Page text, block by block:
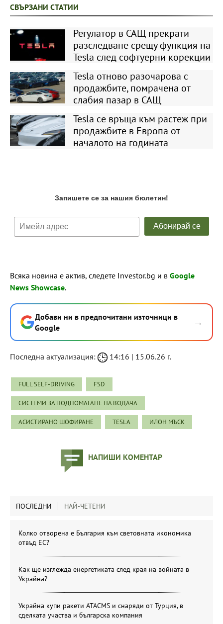
СВЪРЗАНИ СТАТИИ
Регулатор в САЩ прекрати
разследване срещу функция на
Tesla след софтуерни корекции
Tesla отново разочарова с
продажбите, помрачена от
слабия пазар в САЩ
Tesla се връща към растеж при
продажбите в Европа от
началото на годината
Всяка новина е актив, следете Investor.bg и в Google
News Showcase.
Добави ни в предпочитани източници в
Google
→
Последна актуализация: 14:16 | 15.06.26 г.
FULL SELF-DRIVING FSD
СИСТЕМИ ЗА ПОДПОМАГАНЕ НА ВОДАЧА
АСИСТИРАНО ШОФИРАНЕ TESLA ИЛОН МЪСК
НАПИШИ КОМЕНТАР
ПОСЛЕДНИ НАЙ-ЧЕТЕНИ
Колко отворена е България към световната икономика
отвъд ЕС?
Как ще изглежда енергетиката след края на войната в
Украйна?
Украйна купи ракети ATACMS и снаряди от Турция, в
сделката участва и българска компания